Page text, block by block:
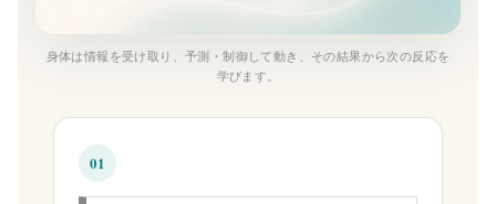
身体は情報を受け取り、予測・制御して動き、その結果から次の反応を
学びます。
01